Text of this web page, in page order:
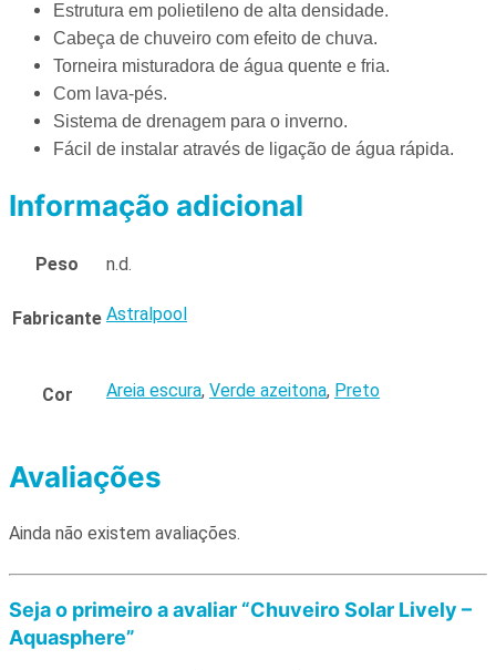
Estrutura em polietileno de alta densidade.
Cabeça de chuveiro com efeito de chuva.
Torneira misturadora de água quente e fria.
Com lava-pés.
Sistema de drenagem para o inverno.
Fácil de instalar através de ligação de água rápida.
Informação adicional
Peso n.d.
Fabricante Astralpool
Cor Areia escura, Verde azeitona, Preto
Avaliações
Ainda não existem avaliações.
Seja o primeiro a avaliar “Chuveiro Solar Lively –
Aquasphere”